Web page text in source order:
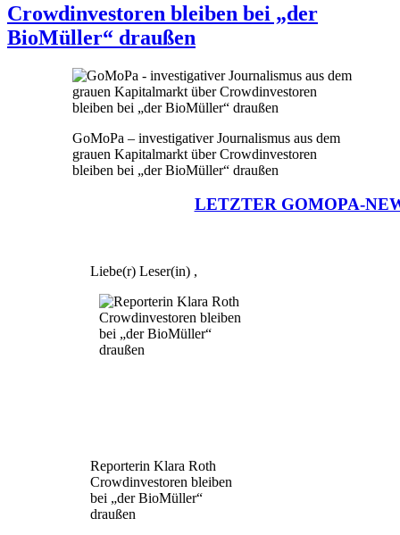
Crowdinvestoren bleiben bei „der
BioMüller“ draußen
GoMoPa – investigativer Journalismus aus dem
grauen Kapitalmarkt über Crowdinvestoren
bleiben bei „der BioMüller“ draußen
LETZTER GOMOPA-
Liebe(r) Leser(in) ,
Reporterin Klara Roth
Crowdinvestoren bleiben
bei „der BioMüller“
draußen